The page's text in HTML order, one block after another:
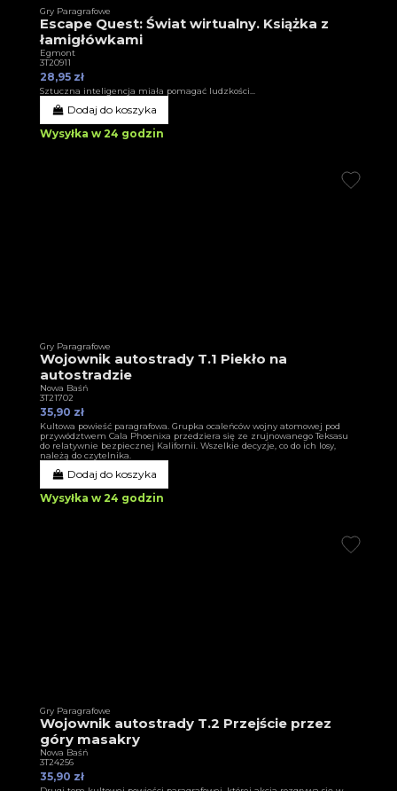
Gry Paragrafowe
Escape Quest: Świat wirtualny. Książka z
łamigłówkami
Egmont
3T20911
28,95 zł
Sztuczna inteligencja miała pomagać ludzkości...
Dodaj do koszyka
Wysyłka w 24 godzin
Gry Paragrafowe
Wojownik autostrady T.1 Piekło na
autostradzie
Nowa Baśń
3T21702
35,90 zł
Kultowa powieść paragrafowa. Grupka ocaleńców wojny atomowej pod
przywództwem Cala Phoenixa przedziera się ze zrujnowanego Teksasu
do relatywnie bezpiecznej Kalifornii. Wszelkie decyzje, co do ich losy,
należą do czytelnika.
Dodaj do koszyka
Wysyłka w 24 godzin
Gry Paragrafowe
Wojownik autostrady T.2 Przejście przez
góry masakry
Nowa Baśń
3T24256
35,90 zł